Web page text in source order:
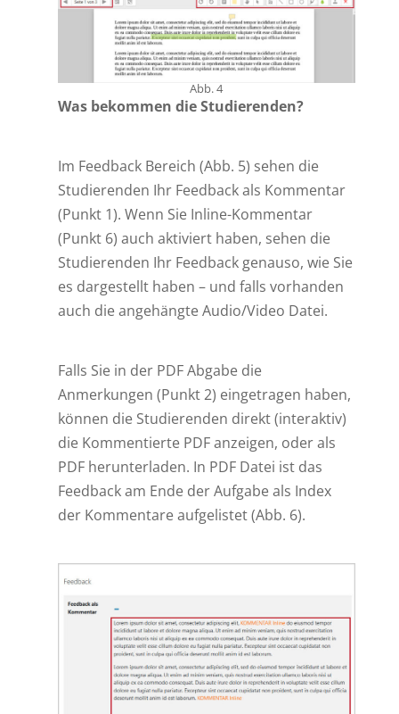
Abb. 4
Was bekommen die Studierenden?
Im Feedback Bereich (Abb. 5) sehen die
Studierenden Ihr Feedback als Kommentar
(Punkt 1). Wenn Sie Inline-Kommentar
(Punkt 6) auch aktiviert haben, sehen die
Studierenden Ihr Feedback genauso, wie Sie
es dargestellt haben – und falls vorhanden
auch die angehängte Audio/Video Datei.
Falls Sie in der PDF Abgabe die
Anmerkungen (Punkt 2) eingetragen haben,
können die Studierenden direkt (interaktiv)
die Kommentierte PDF anzeigen, oder als
PDF herunterladen. In PDF Datei ist das
Feedback am Ende der Aufgabe als Index
der Kommentare aufgelistet (Abb. 6).